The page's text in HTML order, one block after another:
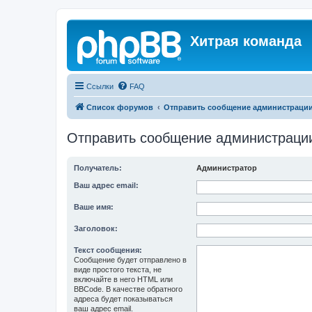
Хитрая команда
Ссылки FAQ
Список форумов Отправить сообщение
Отправить сообщение
Получатель: Администратор
Ваш адрес email:
Ваше имя:
Заголовок:
Текст сообщения:
Сообщение будет отправлено в
виде простого текста, не
включайте в него HTML или
BBCode. В качестве обратного
адреса будет показываться
ваш адрес email.